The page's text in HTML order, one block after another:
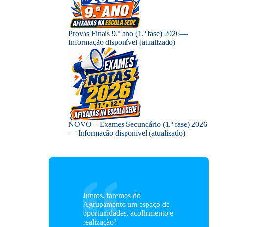
Provas Finais 9.º ano (1.ª fase) 2026—
Informação disponível (atualizado)
NOVO – Exames Secundário (1.ª fase) 2026
— Informação disponível (atualizado)
Juntos, faremos do
Agrupamento um espaço de
oportunidades, acolhimento e
realização!